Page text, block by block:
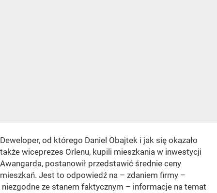
Deweloper, od którego Daniel Obajtek i jak się okazało
także wiceprezes Orlenu, kupili mieszkania w inwestycji
Awangarda, postanowił przedstawić średnie ceny
mieszkań. Jest to odpowiedź na – zdaniem firmy –
niezgodne ze stanem faktycznym – informacje na temat